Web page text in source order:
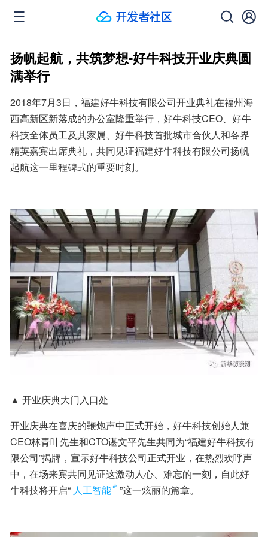
扬帆起航，共筑梦想-好牛科技开业庆典圆
满举行
2018年7月3日，福建好牛科技有限公司开业典礼在福州海
西高新区新落成的办公室隆重举行，好牛科技CEO、好牛
科技全体员工及其家属、好牛科技首批城市合伙人和各界
精英嘉宾出席典礼，共同见证福建好牛科技有限公司扬帆
起航这一里程碑式的重要时刻。
▲ 开业庆典大门入口处
开业庆典在喜庆的鞭炮声中正式开始，好牛科技创始人兼
CEO林青叶先生和CTO谌文平先生共同为“福建好牛科技有
限公司”揭牌，宣示好牛科技公司正式开业，在热烈欢呼声
中，在场来宾共同见证这激动人心、难忘的一刻，自此好
牛科技将开启“ 人工智能 ”这一炫丽的篇章。